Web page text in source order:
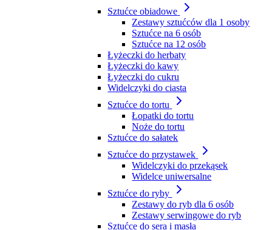
Sztućce obiadowe
Zestawy sztućców dla 1 osoby
Sztućce na 6 osób
Sztućce na 12 osób
Łyżeczki do herbaty
Łyżeczki do kawy
Łyżeczki do cukru
Widelczyki do ciasta
Sztućce do tortu
Łopatki do tortu
Noże do tortu
Sztućce do sałatek
Sztućce do przystawek
Widelczyki do przekąsek
Widelce uniwersalne
Sztućce do ryby
Zestawy do ryb dla 6 osób
Zestawy serwingowe do ryb
Sztućce do sera i masła